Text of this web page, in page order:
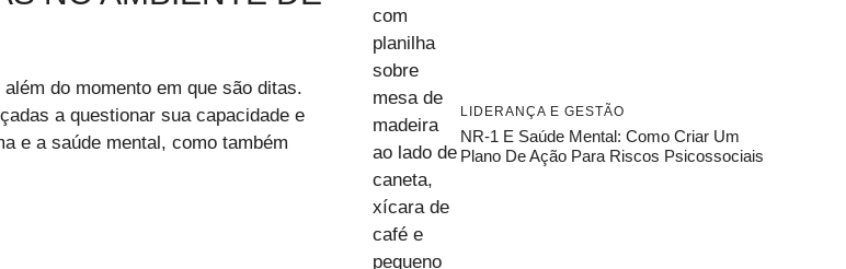
do momento em que são ditas.
a questionar sua capacidade e
e a saúde mental, como também
LIDERANÇA E GESTÃO
NR-1 E Saúde Mental: Como Criar Um
Plano De Ação Para Riscos Psicossociais